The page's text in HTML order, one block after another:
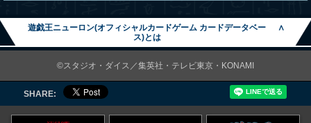
遊戯王ニューロン(オフィシャルカードゲーム カードデータベー
ス)とは
∧
©スタジオ・ダイス／集英社・テレビ東京・KONAMI
SHARE: